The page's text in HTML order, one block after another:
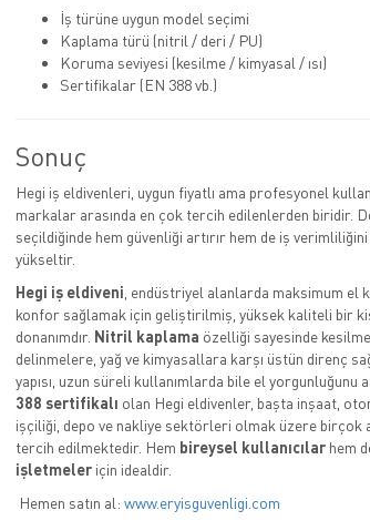
İş türüne uygun model seçimi
Kaplama türü (nitril / deri / PU)
Koruma seviyesi (kesilme / kimyasal / ısı)
Sertifikalar (EN 388 vb.)
Sonuç
Hegi iş eldivenleri, uygun fiyatlı ama profesyonel
markalar arasında en çok tercih edilenlerden biridir.
seçildiğinde hem güvenliği artırır hem de iş
yükseltir.
Hegi iş eldiveni , endüstriyel alanlarda maksimum el
konfor sağlamak için geliştirilmiş, yüksek kaliteli bir
donanımdır. Nitril kaplama özelliği sayesinde
delinmelere, yağ ve kimyasallara karşı üstün direnç
yapısı, uzun süreli kullanımlarda bile el yorgunluğunu
388 sertifikalı olan Hegi eldivenler, başta inşaat,
işçiliği, depo ve nakliye sektörleri olmak üzere birçok
tercih edilmektedir. Hem bireysel kullanıcılarhem
işletmeleriçin idealdir.
Hemen satın al: www.eryisguvenligi.com